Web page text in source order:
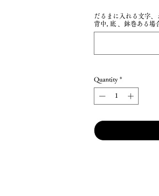
だるまに入れる文字
背中, 底 、鉢巻ある場
Quantity *